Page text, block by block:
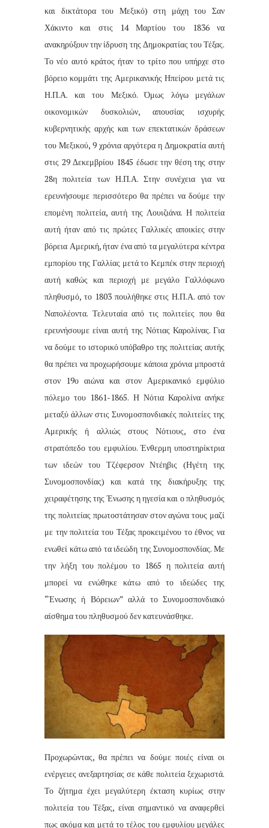
και δικτάτορα του Μεξικό) στη μάχη του Σαν
Χάκιντο και στις 14 Μαρτίου του 1836 να
ανακηρύξουν την ίδρυση της Δημοκρατίας του Τέξας.
Το νέο αυτό κράτος ήταν το τρίτο που υπήρχε στο
βόρειο κομμάτι της Αμερικανικής Ηπείρου μετά τις
Η.Π.Α. και του Μεξικό. Όμως λόγω μεγάλων
οικονομικών δυσκολιών, απουσίας ισχυρής
κυβερνητικής αρχής και των επεκτατικών δράσεων
του Μεξικού, 9 χρόνια αργότερα η Δημοκρατία αυτή
στις 29 Δεκεμβρίου 1845 έδωσε την θέση της στην
28η πολιτεία των Η.Π.Α. Στην συνέχεια για να
ερευνήσουμε περισσότερο θα πρέπει να δούμε την
επομένη πολιτεία, αυτή της Λουιζιάνα. Η πολιτεία
αυτή ήταν από τις πρώτες Γαλλικές αποικίες στην
βόρεια Αμερική, ήταν ένα από τα μεγαλύτερα κέντρα
εμπορίου της Γαλλίας μετά το Κεμπέκ στην περιοχή
αυτή καθώς και περιοχή με μεγάλο Γαλλόφωνο
πληθυσμό, το 1803 πουλήθηκε στις Η.Π.Α. από τον
Ναπολέοντα. Τελευταία από τις πολιτείες που θα
ερευνήσουμε είναι αυτή της Νότιας Καρολίνας. Για
να δούμε το ιστορικό υπόβαθρο της πολιτείας αυτής
θα πρέπει να προχωρήσουμε κάποια χρόνια μπροστά
στον 19ο αιώνα και στον Αμερικανικό εμφύλιο
πόλεμο του 1861-1865. Η Νότια Καρολίνα ανήκε
μεταξύ άλλων στις Συνομοσπονδιακές πολιτείες της
Αμερικής ή αλλιώς στους Νότιους, στο ένα
στρατόπεδο του εμφυλίου. Ένθερμη υποστηρίκτρια
των ιδεών του Τζέφερσον Ντέηβις (Ηγέτη της
Συνομοσπονδίας) και κατά της διακήρυξης της
χειραφέτησης της Ένωσης η ηγεσία και ο πληθυσμός
της πολιτείας πρωτοστάτησαν στον αγώνα τους μαζί
με την πολιτεία του Τέξας προκειμένου το έθνος να
ενωθεί κάτω από τα ιδεώδη της Συνομοσπονδίας. Με
την λήξη του πολέμου το 1865 η πολιτεία αυτή
μπορεί να ενώθηκε κάτω από το ιδεώδες της
“Ένωσης ή Βόρειων” αλλά το Συνομοσπονδιακό
αίσθημα του πληθυσμού δεν κατευνάσθηκε.
Προχωρώντας, θα πρέπει να δούμε ποιές είναι οι
ενέργειες ανεξαρτησίας σε κάθε πολιτεία ξεχωριστά.
Το ζήτημα έχει μεγαλύτερη έκταση κυρίως στην
πολιτεία του Τέξας, είναι σημαντικό να αναφερθεί
πως ακόμα και μετά το τέλος του εμφυλίου μεγάλες